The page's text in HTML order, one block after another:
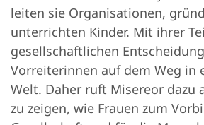
leiten sie Organisationen,
unterrichten Kinder. Mit ihrer
gesellschaftlichen
Vorreiterinnen auf dem Weg in
Welt. Daher ruft Misereor dazu
zu zeigen, wie Frauen zum